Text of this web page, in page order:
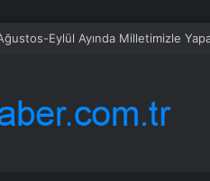
Tepki: Bu Arkadaşlarımız Koltukçu